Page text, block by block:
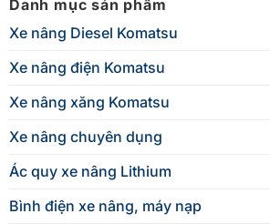
Danh mục sản phẩm
Xe nâng Diesel Komatsu
Xe nâng điện Komatsu
Xe nâng xăng Komatsu
Xe nâng chuyên dụng
Ác quy xe nâng Lithium
Bình điện xe nâng, máy nạp